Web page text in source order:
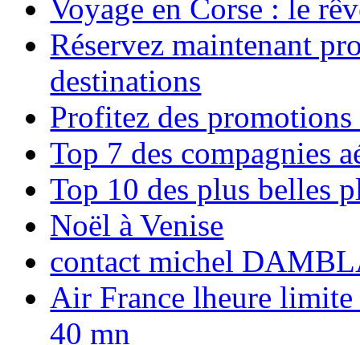
Voyage en Corse : le
Réservez maintenant
destinations
Profitez des
Top 7 des compagnies
Top 10 des plus belles
Noël à Venise
contact michel
Air France lheure limite
40 mn